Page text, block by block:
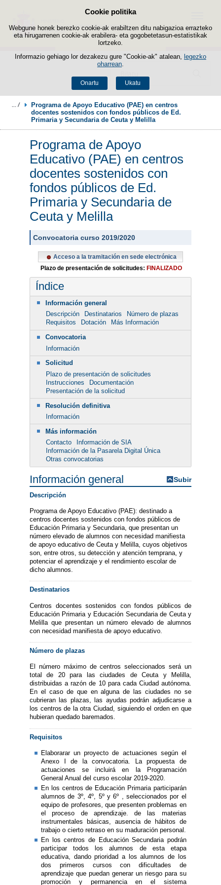
Cookie politika
Webgune honek berezko cookie-ak erabiltzen ditu nabigazioa errazteko
eta hirugarrenen cookie-ak erabilera- eta gogobetetasun-estatistikak
lortzeko.
Informazio gehiago lor dezakezu gure "Cookie-ak" atalean, legezko
oharrean
Onartu Ukatu
Edukira salto egin
Menua
Programa de Apoyo Educativo (PAE) en centros
docentes sostenidos con fondos públicos de Ed.
Primaria y Secundaria de Ceuta y Melilla
Programa de Apoyo
Educativo (PAE) en centros
docentes sostenidos con
fondos públicos de Ed.
Primaria y Secundaria de
Ceuta y Melilla
Convocatoria curso 2019/2020
Acceso a la tramitación en sede electrónica
Plazo de presentación de solicitudes: FINALIZADO
Índice
Información general
Descripción
Destinatarios
Número de plazas
Requisitos
Dotación
Más Información
Convocatoria
Información
Solicitud
Plazo de presentación de solicitudes
Instrucciones
Documentación
Presentación de la solicitud
Resolución definitiva
Información
Más información
Contacto
Información de SIA
Información de la Pasarela Digital Única
Otras convocatorias
Información general Subir
Descripción
Programa de Apoyo Educativo (PAE): destinado a
centros docentes sostenidos con fondos públicos de
Educación Primaria y Secundaria, que presentan un
número elevado de alumnos con necesidad manifiesta
de apoyo educativo de Ceuta y Melilla, cuyos objetivos
son, entre otros, su detección y atención temprana, y
potenciar el aprendizaje y el rendimiento escolar de
dicho alumnos.
Destinatarios
Centros docentes sostenidos con fondos públicos de
Educación Primaria y Educación Secundaria de Ceuta y
Melilla que presentan un número elevado de alumnos
con necesidad manifiesta de apoyo educativo.
Número de plazas
El número máximo de centros seleccionados será un
total de 20 para las ciudades de Ceuta y Melilla,
distribuidas a razón de 10 para cada Ciudad autónoma.
En el caso de que en alguna de las ciudades no se
cubrieran las plazas, las ayudas podrán adjudicarse a
los centros de la otra Ciudad, siguiendo el orden en que
hubieran quedado baremados.
Requisitos
Elaborarar un proyecto de actuaciones según el
Anexo I de la convocatoria. La propuesta de
actuaciones se incluirá en la Programación
General Anual del curso escolar 2019-2020.
En los centros de Educación Primaria participarán
alumnos de 3º, 4º, 5º y 6º , seleccionados por el
equipo de profesores, que presenten problemas en
el proceso de aprendizaje. de las materias
instrumentales básicas, ausencia de hábitos de
trabajo o cierto retraso en su maduración personal.
En los centros de Educación Secundaria podrán
participar todos los alumnos de esta etapa
educativa, dando prioridad a los alumnos de los
dos primeros cursos con dificultades de
aprendizaje que puedan generar un riesgo para su
promoción y permanencia en el sistema